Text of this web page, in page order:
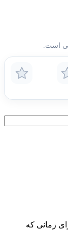
است.
زمانی که